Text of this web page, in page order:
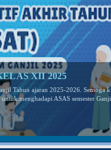
XII 2025
Tahun ajaran 2025-2026. Semoga
menghadapi ASAS semester